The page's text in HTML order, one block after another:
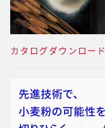
カタログダウンロード